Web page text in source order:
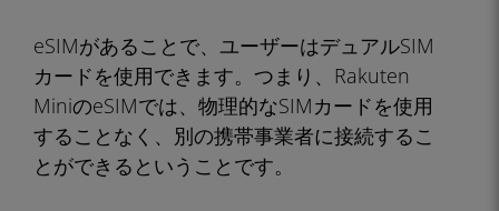
eSIMがあることで、ユーザーはデュアルSIM
カードを使用できます。つまり、Rakuten
MiniのeSIMでは、物理的なSIMカードを使用
することなく、別の携帯事業者に接続するこ
とができるということです。